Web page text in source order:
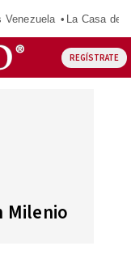
Venezuela La Casa de
REGÍSTRATE
Milenio